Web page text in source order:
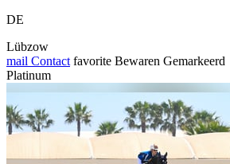
DE
Lübzow
mail Contact favorite Bewaren Gemarkeerd
Platinum